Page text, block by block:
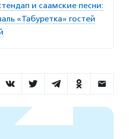
и саамские песни:
«Табуретка» гостей